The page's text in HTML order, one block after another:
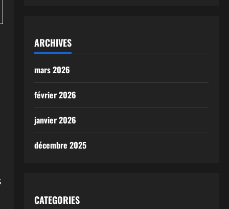
ARCHIVES
mars 2026
février 2026
janvier 2026
décembre 2025
CATEGORIES